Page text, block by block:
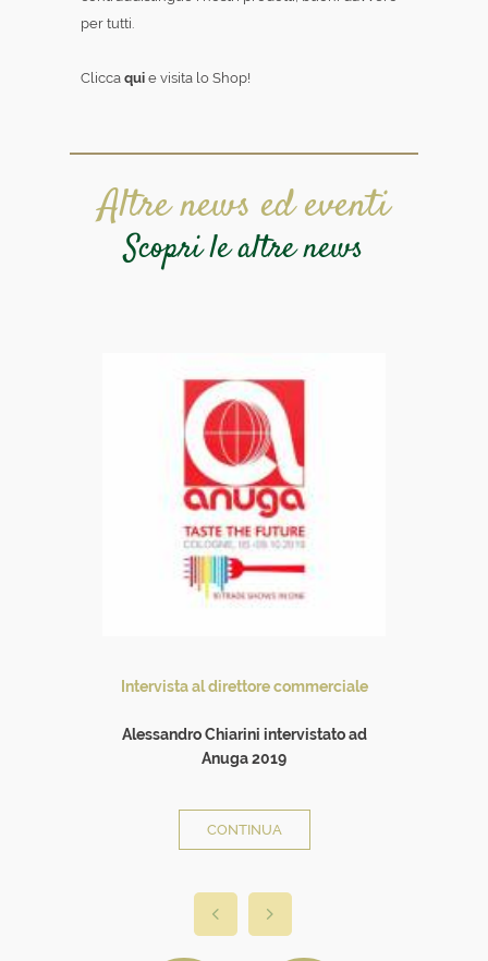
per tutti.
Clicca qui e visita lo Shop!
Altre news ed eventi
Scopri le altre news
Intervista al direttore commerciale
Alessandro Chiarini intervistato ad
Anuga 2019
CONTINUA